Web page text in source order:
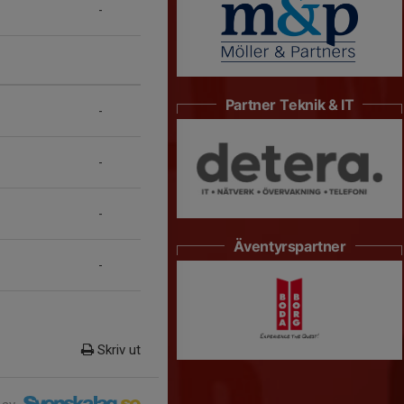
-
-
-
-
-
Skriv ut
Partner Teknik & IT
Äventyrspartner